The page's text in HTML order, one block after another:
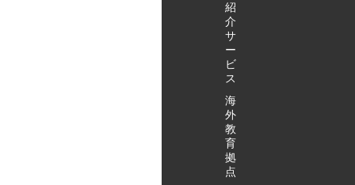
紹
介
サ
ー
ビ
ス
海
外
教
育
拠
点